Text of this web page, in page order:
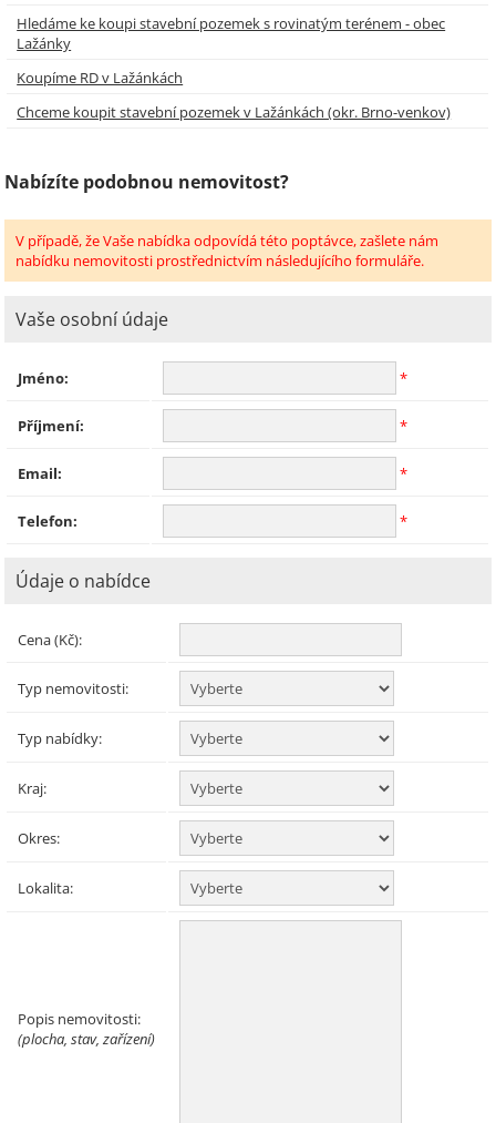
Hledáme ke koupi stavební pozemek s rovinatým terénem - obec
Lažánky
Koupíme RD v Lažánkách
Chceme koupit stavební pozemek v Lažánkách (okr. Brno-venkov)
Nabízíte podobnou nemovitost?
V případě, že Vaše nabídka odpovídá této poptávce, zašlete nám
nabídku nemovitosti prostřednictvím následujícího formuláře.
Vaše osobní údaje
Jméno: *
Příjmení: *
Email: *
Telefon: *
Údaje o nabídce
Cena (Kč):
Typ nemovitosti:
Typ nabídky:
Kraj:
Okres:
Lokalita:
Popis nemovitosti:
(plocha, stav, zařízení)